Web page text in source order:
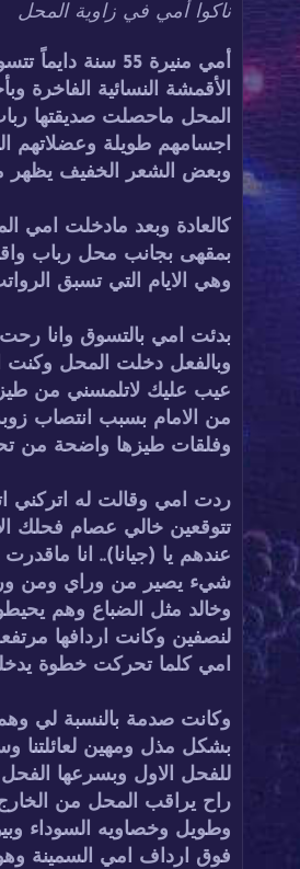
ل
و
ض
و
ا
ب
د
ء
م
ناكوا أمي في زاوية المحل
أمي منيرة 55
الأقمشة النسائية
اجسامهم طويلة وعضلاتهم
وبعض الشعر الخفيف
كالعادة وبعد مادخلت امي
بمقهى بجانب محل رباب
وهي الايام التي تسبق
بدئت امي بالتسوق وانا
وبالفعل دخلت المحل وكنت
عيب عليك لاتلمسني من
من الامام بسبب انتصاب
وفلقات طيزها واضحة من
ردت امي وقالت له اتركني
تتوقعين خالي عصام فحلك
عندهم يا (جيانا).. انا
شيء يصير من وراي ومن
وخالد مثل الضباع وهم
لنصفين وكانت اردافها
امي كلما تحركت خطوة
وكانت صدمة بالنسبة لي
بشكل مذل ومهين لعائلتنا
للفحل الاول وبسرعها
راح يراقب المحل من
وطويل وخصاويه السوداء
فوق ارداف امي السمينة